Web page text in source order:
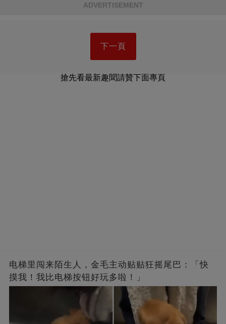
ADVERTISEMENT
下一頁
搶先看最新趣聞請贊下面專頁
电梯里闯来陌生人，金毛主动贴贴狂摇尾巴：「快
摸我！我比电梯按钮好玩多啦！」